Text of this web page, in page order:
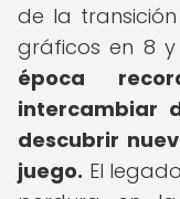
de la
gráficos en 8 y
época
intercambiar
descubrir
juego. El